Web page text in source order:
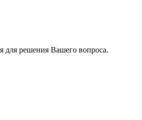
для решения Вашего вопроса.